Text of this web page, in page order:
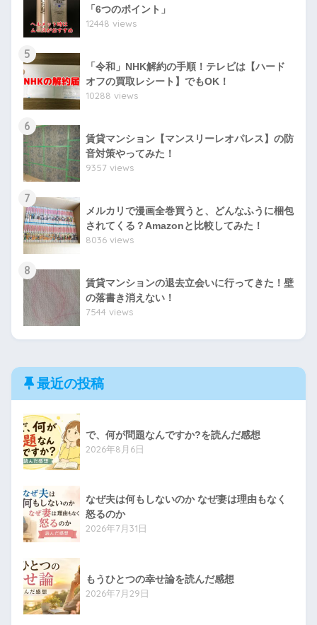
「6つのポイント」
12448 views
5
「令和」NHK解約の手順！テレビは【ハード
オフの買取レシート】でもOK！
10288 views
6
賃貸マンション【マンスリーレオパレス】の防
音対策やってみた！
9357 views
7
メルカリで漫画全巻買うと、どんなふうに梱包
されてくる？Amazonと比較してみた！
8036 views
8
賃貸マンションの退去立会いに行ってきた！壁
の落書き消えない！
7544 views
最近の投稿
で、何が問題なんですか?を読んだ感想
2026年8月6日
なぜ夫は何もしないのか なぜ妻は理由もなく
怒るのか
2026年7月31日
もうひとつの幸せ論を読んだ感想
2026年7月29日